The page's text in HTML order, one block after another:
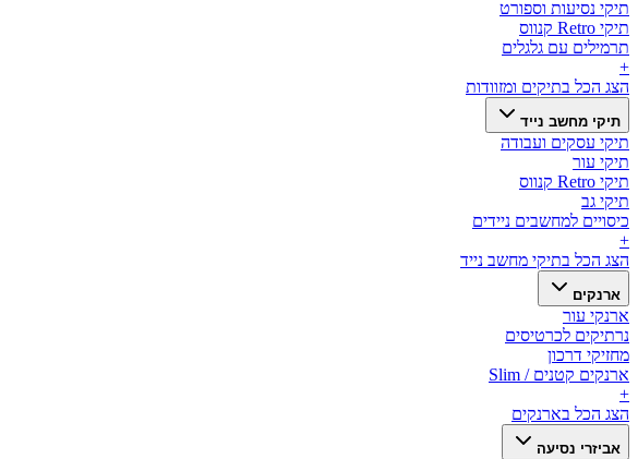
תיקי נסיעות וספורט
תיקי Retro קנווס
תרמילים עם גלגלים
+
הצג הכל בתיקים ומזוודות
תיקי מחשב נייד
תיקי עסקים ועבודה
תיקי עור
תיקי Retro קנווס
תיקי גב
כיסויים למחשבים ניידים
+
הצג הכל בתיקי מחשב נייד
ארנקים
ארנקי עור
נרתיקים לכרטיסים
מחזיקי דרכון
ארנקים קטנים / Slim
+
הצג הכל בארנקים
אביזרי נסיעה